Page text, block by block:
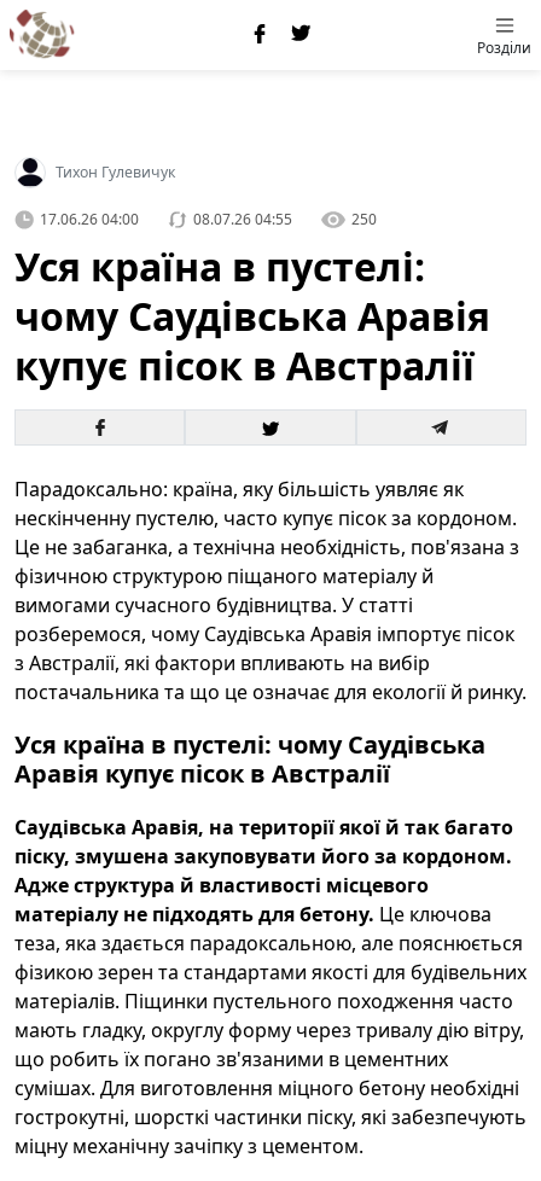
Розділи
Тихон Гулевичук
17.06.26 04:00 08.07.26 04:55 250
Уся країна в пустелі:
чому Саудівська Аравія
купує пісок в Австралії
Парадоксально: країна, яку більшість уявляє як
нескінченну пустелю, часто купує пісок за кордоном.
Це не забаганка, а технічна необхідність, пов'язана з
фізичною структурою піщаного матеріалу й
вимогами сучасного будівництва. У статті
розберемося, чому Саудівська Аравія імпортує пісок
з Австралії, які фактори впливають на вибір
постачальника та що це означає для екології й ринку.
Уся країна в пустелі: чому Саудівська
Аравія купує пісок в Австралії
Саудівська Аравія, на території якої й так багато
піску, змушена закуповувати його за кордоном.
Адже структура й властивості місцевого
матеріалу не підходять для бетону. Це ключова
теза, яка здається парадоксальною, але пояснюється
фізикою зерен та стандартами якості для будівельних
матеріалів. Піщинки пустельного походження часто
мають гладку, округлу форму через тривалу дію вітру,
що робить їх погано зв'язаними в цементних
сумішах. Для виготовлення міцного бетону необхідні
гострокутні, шорсткі частинки піску, які забезпечують
міцну механічну зачіпку з цементом.